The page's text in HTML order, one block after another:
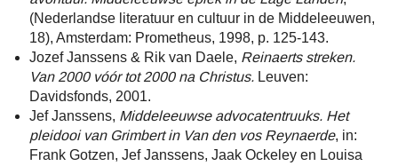
(Nederlandse literatuur en cultuur in de Middeleeuwen,
18), Amsterdam: Prometheus, 1998, p. 125-143.
Jozef Janssens & Rik van Daele, Reinaerts streken.
Van 2000 vóór tot 2000 na Christus. Leuven:
Davidsfonds, 2001.
Jef Janssens, Middeleeuwse advocatentruuks. Het
pleidooi van Grimbert in Van den vos Reynaerde, in:
Frank Gotzen, Jef Janssens, Jaak Ockeley en Louisa